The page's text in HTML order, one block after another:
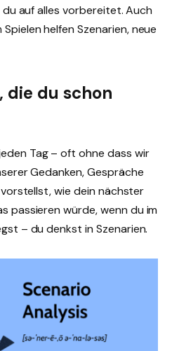
auf alles vorbereitet. Auch
helfen Szenarien, neue
die du schon
Tag – oft ohne dass wir
Gedanken, Gespräche
wie dein nächster
passieren würde, wenn du im
– du denkst in Szenarien.